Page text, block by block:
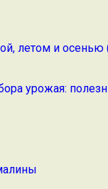
летом и осенью
урожая: